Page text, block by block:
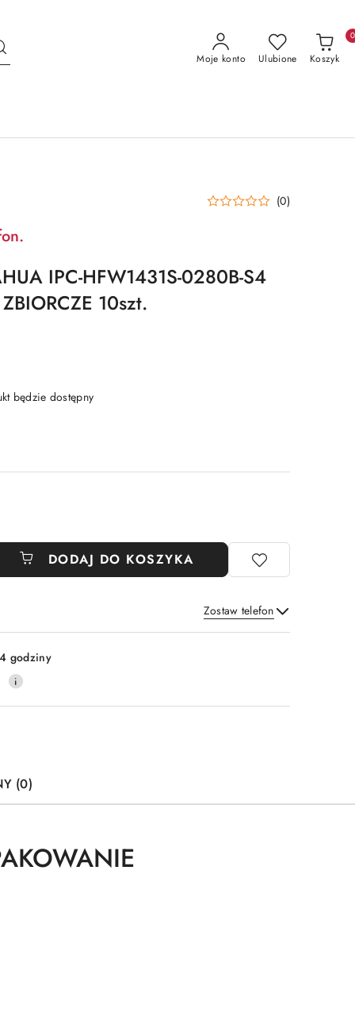
Moje konto Ulubione Koszyk
0
(0)
IPC-HFW1431S-0280B-S4
10szt.
będzie dostępny
DODAJ DO KOSZYKA
Zostaw telefon
Wyślij
godziny
(0)